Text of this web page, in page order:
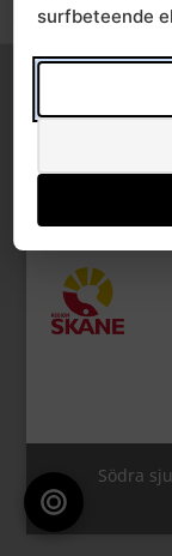
Slå på/av
Södra
surfbeteende